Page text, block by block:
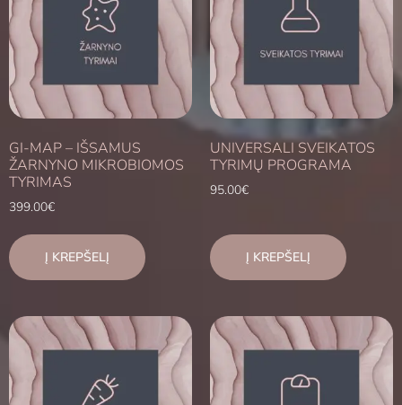
GI-MAP – IŠSAMUS
ŽARNYNO MIKROBIOMOS
TYRIMAS
399.00€
Į KREPŠELĮ
UNIVERSALI SVEIKATOS
TYRIMŲ PROGRAMA
95.00€
Į KREPŠELĮ